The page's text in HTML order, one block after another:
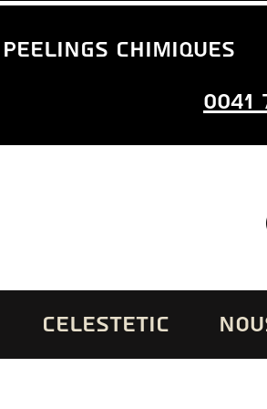
chimiques
0041
CELESTETIC